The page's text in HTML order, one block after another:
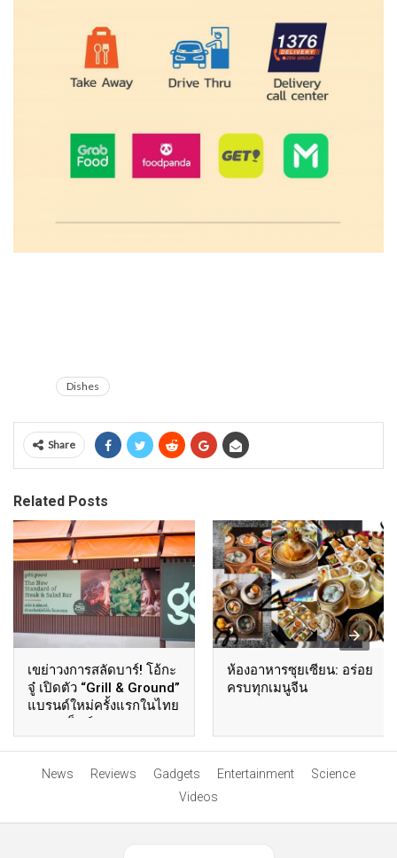
Dishes
Share
Related Posts
เขย่าวงการสลัดบาร์! โอ้กะ
จู๋ เปิดตัว “Grill & Ground”
แบรนด์ใหม่ครั้งแรกในไทย
ชูคอนเซ็ปต์ Steak &
Salad Bar รูปแบบใหม่
Your Way ตอบโจทย์ยุค
ห้องอาหารซุยเซียน: อร่อย
ครบทุกเมนูจีน
News Reviews Gadgets Entertainment
Science
Videos